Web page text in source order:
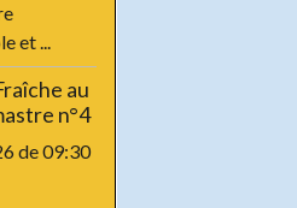
et ...
au
n°4
de 09:30